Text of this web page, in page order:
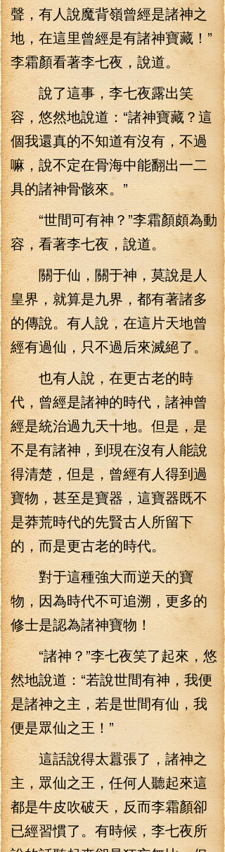
聲，有人說魔背嶺曾經是諸神之
地，在這里曾經是有諸神寶藏！”
李霜顏看著李七夜，說道。
說了這事，李七夜露出笑
容，悠然地說道：“諸神寶藏？這
個我還真的不知道有沒有，不過
嘛，說不定在骨海中能翻出一二
具的諸神骨骸來。”
“世間可有神？”李霜顏頗為動
容，看著李七夜，說道。
關于仙，關于神，莫說是人
皇界，就算是九界，都有著諸多
的傳說。有人說，在這片天地曾
經有過仙，只不過后來滅絕了。
也有人說，在更古老的時
代，曾經是諸神的時代，諸神曾
經是統治過九天十地。但是，是
不是有諸神，到現在沒有人能說
得清楚，但是，曾經有人得到過
寶物，甚至是寶器，這寶器既不
是莽荒時代的先賢古人所留下
的，而是更古老的時代。
對于這種強大而逆天的寶
物，因為時代不可追溯，更多的
修士是認為諸神寶物！
“諸神？”李七夜笑了起來，悠
然地說道：“若說世間有神，我便
是諸神之主，若是世間有仙，我
便是眾仙之王！”
這話說得太囂張了，諸神之
主，眾仙之王，任何人聽起來這
都是牛皮吹破天，反而李霜顏卻
已經習慣了。有時候，李七夜所